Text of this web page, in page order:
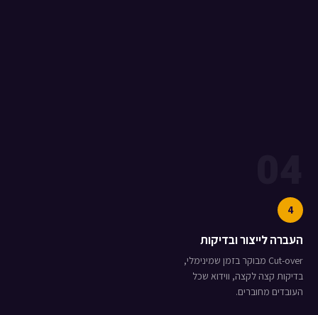
4
העברה לייצור ובדיקות
Cut-over מבוקר בזמן שמינימלי,
בדיקות קצה לקצה, ווידוא שכל
העובדים מחוברים.